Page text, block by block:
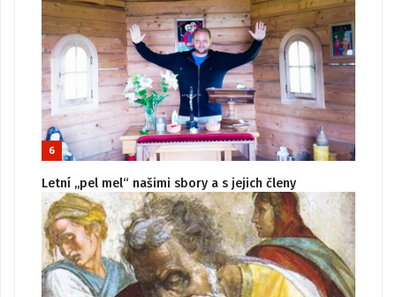
6
Letní „pel mel“ našimi sbory a s jejich členy